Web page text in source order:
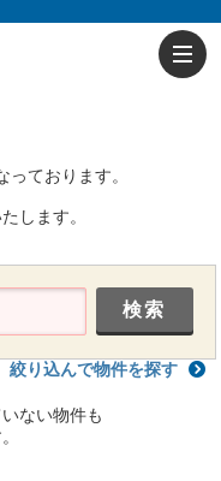
ております。
します。
絞り込んで物件を探す
ない物件も